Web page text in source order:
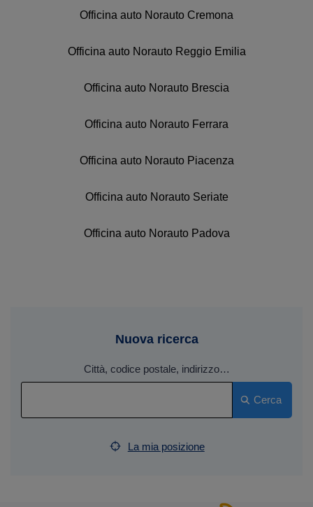
Officina auto Norauto Cremona
Officina auto Norauto Reggio Emilia
Officina auto Norauto Brescia
Officina auto Norauto Ferrara
Officina auto Norauto Piacenza
Officina auto Norauto Seriate
Officina auto Norauto Padova
Nuova ricerca
Città, codice postale, indirizzo…
Cerca
La mia posizione